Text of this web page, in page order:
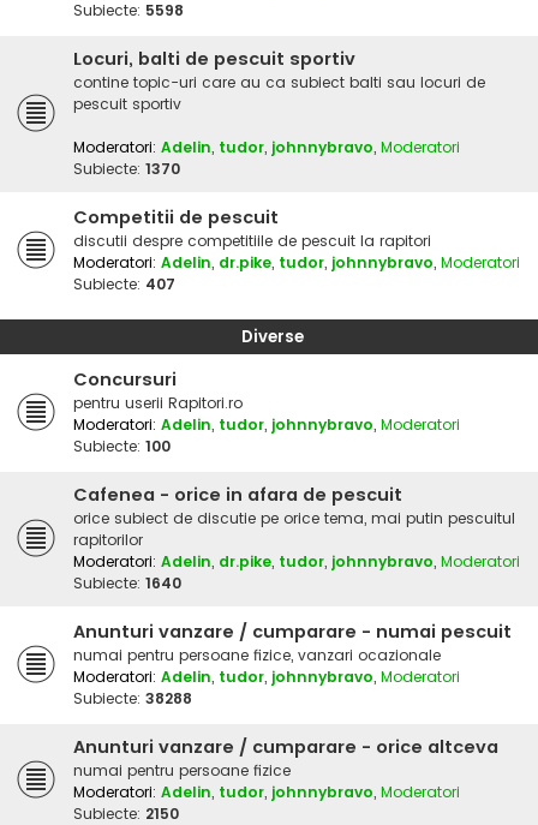
Subiecte: 5598
Locuri, balti de pescuit sportiv
contine topic-uri care au ca subiect balti sau locuri de
pescuit sportiv
Moderatori: Adelin, tudor, johnnybravo, Moderatori
Subiecte: 1370
Competitii de pescuit
discutii despre competitiile de pescuit la rapitori
Moderatori: Adelin, dr.pike, tudor, johnnybravo, Moderatori
Subiecte: 407
Diverse
Concursuri
pentru userii Rapitori.ro
Moderatori: Adelin, tudor, johnnybravo, Moderatori
Subiecte: 100
Cafenea - orice in afara de pescuit
orice subiect de discutie pe orice tema, mai putin pescuitul
rapitorilor
Moderatori: Adelin, dr.pike, tudor, johnnybravo, Moderatori
Subiecte: 1640
Anunturi vanzare / cumparare - numai pescuit
numai pentru persoane fizice, vanzari ocazionale
Moderatori: Adelin, tudor, johnnybravo, Moderatori
Subiecte: 38288
Anunturi vanzare / cumparare - orice altceva
numai pentru persoane fizice
Moderatori: Adelin, tudor, johnnybravo, Moderatori
Subiecte: 2150